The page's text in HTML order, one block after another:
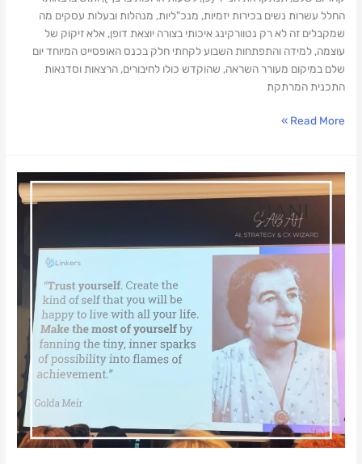
החלל עשרות נשים בכירות יזמיות, מנכ"ליות, מנהלות ובעלות עסקים מה
שמקבלים זה לא רק נטוורקינג איכותי בצורה יוצאת דופן, אלא זיקוק של
עוצמה, למידה והתפתחות השבוע לקחתי חלק בכנס האופסייט המיוחד יום
שלם במיקום מעורר השראה, שהוקדש כולו לחיבורים, הרצאות וסדנאות
התכנית המרתקת
Read More »
חיבורים
זה
ומה
אם
לגולדה
היה
לינקדאין?